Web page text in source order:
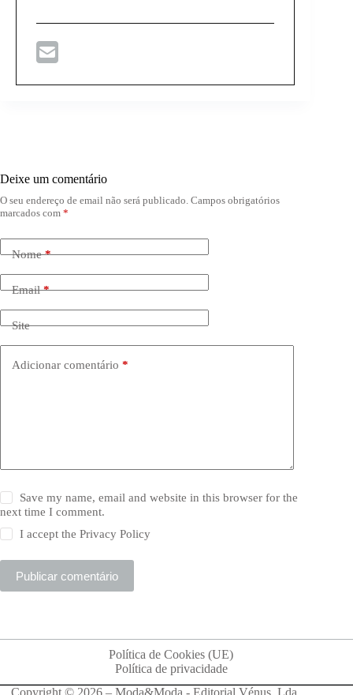
Deixe um comentário
O seu endereço de email não será publicado. Campos obrigatórios
marcados com *
Nome*
Email*
Site
Adicionar comentário *
Save my name, email and website in this browser for the
next time I comment.
I accept thePrivacy Policy
Publicar comentário
Política de Cookies (UE)
Política de privacidade